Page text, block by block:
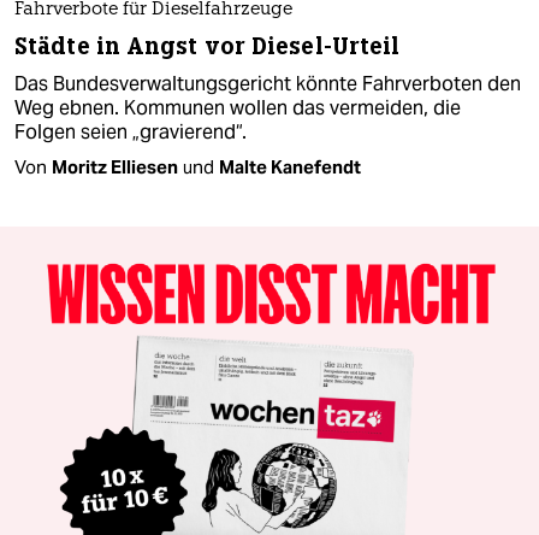
Fahrverbote für Dieselfahrzeuge
Städte in Angst vor Diesel-Urteil
Das Bundesverwaltungsgericht könnte Fahrverboten den
Weg ebnen. Kommunen wollen das vermeiden, die
Folgen seien „gravierend“.
Von Moritz Elliesen und Malte Kanefendt